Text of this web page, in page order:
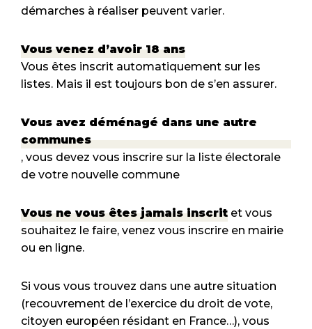
démarches à réaliser peuvent varier.
Vous venez d’avoir 18 ans
Vous êtes inscrit automatiquement sur les
listes. Mais il est toujours bon de s’en assurer.
Vous avez déménagé dans une autre
communes
, vous devez vous inscrire sur la liste électorale
de votre nouvelle commune
Vous ne vous êtes jamais inscrit et vous
souhaitez le faire, venez vous inscrire en mairie
ou en ligne.
Si vous vous trouvez dans une autre situation
(recouvrement de l’exercice du droit de vote,
citoyen européen résidant en France…), vous